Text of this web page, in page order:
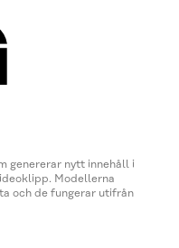
genererar nytt innehåll i
Modellerna
och de fungerar utifrån